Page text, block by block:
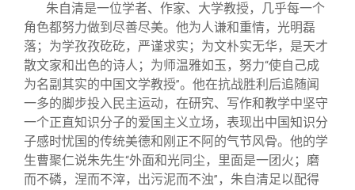
朱自清是一位学者、作家、大学教授，几乎每一个
角色都努力做到尽善尽美。他为人谦和重情，光明磊
落；为学孜孜矻矻，严谨求实；为文朴实无华，是天才
散文家和出色的诗人；为师温雅如玉，努力“使自己成
为名副其实的中国文学教授”。他在抗战胜利后追随闻
一多的脚步投入民主运动，在研究、写作和教学中坚守
一个正直知识分子的爱国主义立场，表现出中国知识分
子感时忧国的传统美德和刚正不阿的气节风骨。他的学
生曹聚仁说朱先生“外面和光同尘，里面是一团火；磨
而不磷，涅而不滓，出污泥而不浊” ，朱自清足以配得